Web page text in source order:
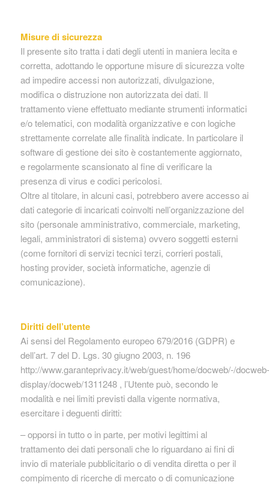
Misure di sicurezza
Il presente sito tratta i dati degli utenti in maniera lecita e
corretta, adottando le opportune misure di sicurezza volte
ad impedire accessi non autorizzati, divulgazione,
modifica o distruzione non autorizzata dei dati. Il
trattamento viene effettuato mediante strumenti informatici
e/o telematici, con modalità organizzative e con logiche
strettamente correlate alle finalità indicate. In particolare il
software di gestione dei sito è costantemente aggiornato,
e regolarmente scansionato al fine di verificare la
presenza di virus e codici pericolosi.
Oltre al titolare, in alcuni casi, potrebbero avere accesso ai
dati categorie di incaricati coinvolti nell’organizzazione del
sito (personale amministrativo, commerciale, marketing,
legali, amministratori di sistema) ovvero soggetti esterni
(come fornitori di servizi tecnici terzi, corrieri postali,
hosting provider, società informatiche, agenzie di
comunicazione).
Diritti dell’utente
Ai sensi del Regolamento europeo 679/2016 (GDPR) e
dell’art. 7 del D. Lgs. 30 giugno 2003, n. 196
http://www.garanteprivacy.it/web/guest/home/docweb/-/docweb-
display/docweb/1311248 , l’Utente può, secondo le
modalità e nei limiti previsti dalla vigente normativa,
esercitare i deguenti diritti:
– opporsi in tutto o in parte, per motivi legittimi al
trattamento dei dati personali che lo riguardano ai fini di
invio di materiale pubblicitario o di vendita diretta o per il
compimento di ricerche di mercato o di comunicazione